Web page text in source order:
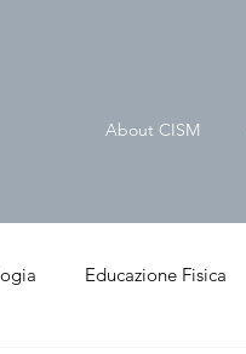
About CISM
Educazione Fisica